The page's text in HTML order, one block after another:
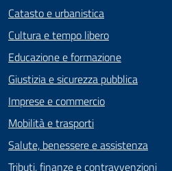
Catasto e urbanistica
Cultura e tempo libero
Educazione e formazione
Giustizia e sicurezza pubblica
Imprese e commercio
Mobilità e trasporti
Salute, benessere e assistenza
Tributi, finanze e contravvenzioni